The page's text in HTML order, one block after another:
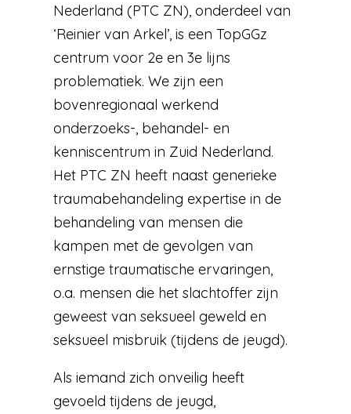
Nederland (PTC ZN), onderdeel van
‘Reinier van Arkel’, is een TopGGz
centrum voor 2e en 3e lijns
problematiek. We zijn een
bovenregionaal werkend
onderzoeks-, behandel- en
kenniscentrum in Zuid Nederland.
Het PTC ZN heeft naast generieke
traumabehandeling expertise in de
behandeling van mensen die
kampen met de gevolgen van
ernstige traumatische ervaringen,
o.a. mensen die het slachtoffer zijn
geweest van seksueel geweld en
seksueel misbruik (tijdens de jeugd).
Als iemand zich onveilig heeft
gevoeld tijdens de jeugd,